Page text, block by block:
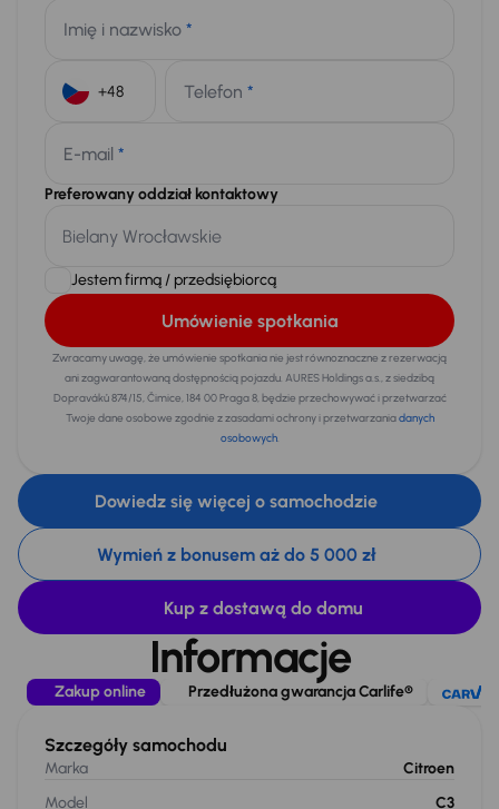
Imię i nazwisko *
Telefon *
E-mail *
Preferowany oddział kontaktowy
Jestem firmą / przedsiębiorcą
Umówienie spotkania
Zwracamy uwagę, że umówienie spotkania nie jest równoznaczne z rezerwacją
ani zagwarantowaną dostępnością pojazdu. AURES Holdings a.s., z siedzibą
Dopraváků 874/15, Čimice, 184 00 Praga 8, będzie przechowywać i przetwarzać
Twoje dane osobowe zgodnie z zasadami ochrony i przetwarzaniadanych
osobowych.
Dowiedz się więcej o samochodzie
Wymień z bonusem aż do 5 000 zł
Kup z dostawą do domu
Informacje
Zakup online Przedłużona gwarancja Carlife®
Szczegóły samochodu
Marka
Citroen
Model
C3